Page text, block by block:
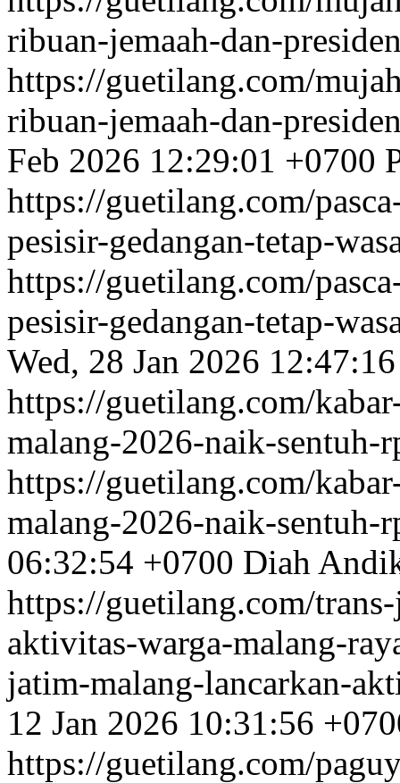
ribuan-jemaah-dan-
https://guetilang.com/
ribuan-jemaah-dan-
Feb 2026 12:29:01 +0700
https://guetilang.com/
pesisir-gedangan-tetap-
https://guetilang.com/
pesisir-gedangan-tetap-
Wed, 28 Jan 2026
https://guetilang.com/
malang-2026-naik-sentuh-
https://guetilang.com/
malang-2026-naik-sentuh-
06:32:54 +0700 Diah
https://guetilang.com/
aktivitas-warga-malang-
jatim-malang-lancarkan-
12 Jan 2026 10:31:56
https://guetilang.com/